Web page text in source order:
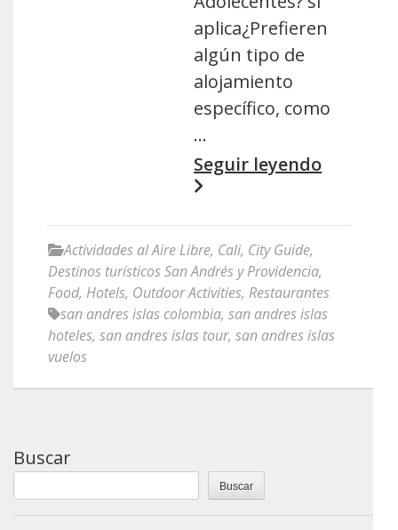
aplica¿Prefieren
algún tipo de
alojamiento
específico, como
…
Seguir leyendo
Actividades al Aire Libre, Cali, City Guide,
Destinos turísticos San Andrés y Providencia,
Food, Hotels, Outdoor Activities, Restaurantes
san andres islas colombia, san andres islas
hoteles, san andres islas tour, san andres islas
vuelos
Buscar
Buscar